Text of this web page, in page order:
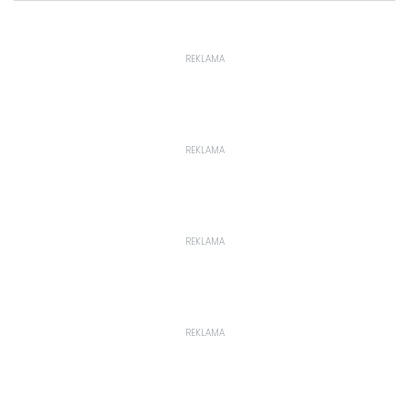
REKLAMA
REKLAMA
REKLAMA
REKLAMA